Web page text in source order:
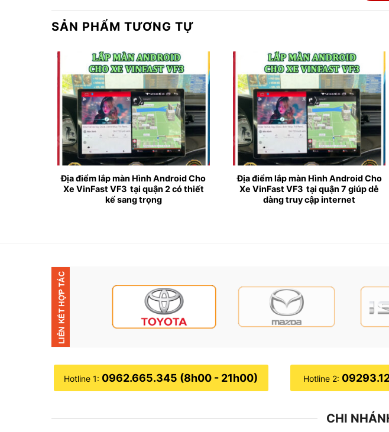
Màn hình Android cho xe
✦ Kích thước màn hình android được thiết kế lớn hơn, giúp người dùng dễ
✦ Tổng hợp các ứng dụng giải trí như Youtube, VTV Go, Spotify, Netflix,
✦ Tích hợp kết nối wifi và 4G để người sử dụng dễ dàng truy cập internet.
✦ Tích hợp công nghệ điều khiển màn hình android bằng giọng nói
SẢN PHẨM TƯƠNG TỰ
Địa điểm lắp màn Hình Android Cho
Xe VinFast VF3 tại quận 2 có thiết
kế sang trọng
Địa điểm lắp màn Hình Android Cho
Xe VinFast VF3 tại quận 7 giúp dễ
dàng truy cập internet
Hotline 1: 0962.665.345 (8h00 - 21h00) Hotline 2:
CHI